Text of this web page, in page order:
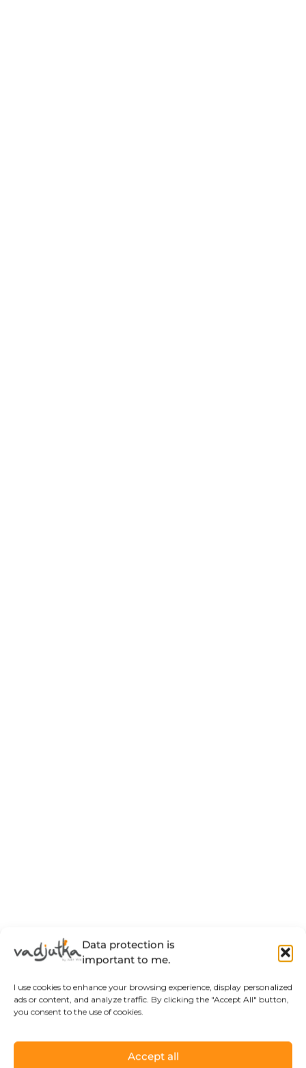
Data protection is
important to me.
I use cookies to enhance your browsing experience, display personalized
ads or content, and analyze traffic. By clicking the "Accept All" button,
you consent to the use of cookies.
Accept all